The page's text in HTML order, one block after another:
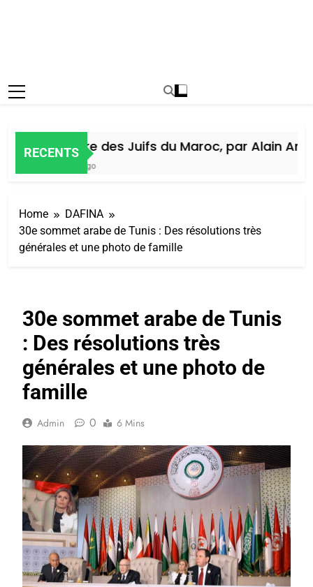
RECENTS
Histoire des Juifs du Maroc, par Alain Amiel
Home
DAFINA
30e sommet arabe de Tunis : Des résolutions très
générales et une photo de famille
30e sommet arabe de Tunis
: Des résolutions très
générales et une photo de
famille
Admin 0 6 Mins